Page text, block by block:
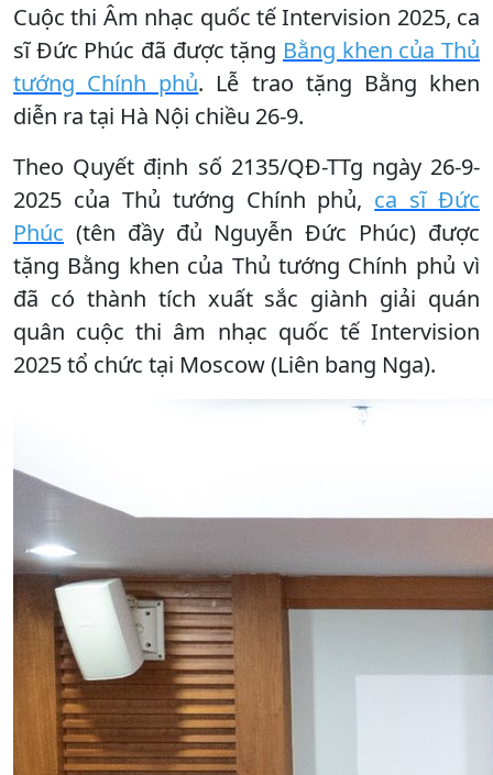
Cuộc thi Âm nhạc quốc tế Intervision 2025, ca
sĩ Đức Phúc đã được tặng Bằng khen của Thủ
tướng Chính phủ. Lễ trao tặng Bằng khen
diễn ra tại Hà Nội chiều 26-9.
Theo Quyết định số 2135/QĐ-TTg ngày 26-9-
2025 của Thủ tướng Chính phủ, ca sĩ Đức
Phúc (tên đầy đủ Nguyễn Đức Phúc) được
tặng Bằng khen của Thủ tướng Chính phủ vì
đã có thành tích xuất sắc giành giải quán
quân cuộc thi âm nhạc quốc tế Intervision
2025 tổ chức tại Moscow (Liên bang Nga).